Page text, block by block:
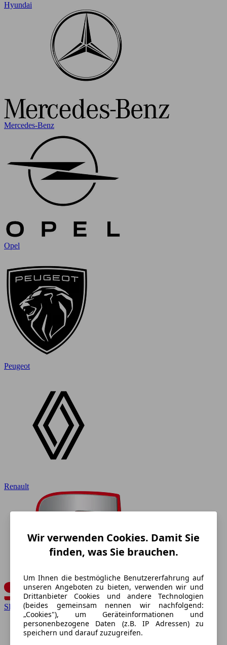
Hyundai
Mercedes-Benz
Opel
Peugeot
Renault
SEAT
Wir verwenden Cookies. Damit Sie
finden, was Sie brauchen.
Um Ihnen die bestmögliche Benutzererfahrung auf
unseren Angeboten zu bieten, verwenden wir und
Drittanbieter Cookies und andere Technologien
(beides gemeinsam nennen wir nachfolgend:
„Cookies"), um Geräteinformationen und
personenbezogene Daten (z.B. IP Adressen) zu
speichern und darauf zuzugreifen.